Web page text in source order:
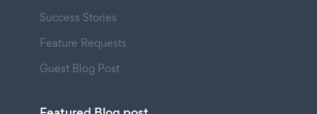
Success Stories
Feature Requests
Guest Blog Post